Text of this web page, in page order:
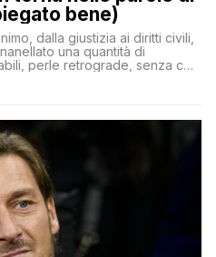
bene)
dalla giustizia ai diritti civili,
una quantità di
perle retrograde, senza che
– glielo abbia fatto notare